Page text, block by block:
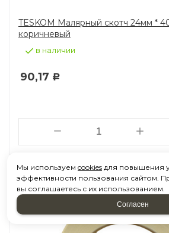
TESKOM Малярный скотч 24мм *
коричневый
в наличии
90,17 Р
Мы используем cookies для повышения
эффективности пользования сайтом.
вы соглашаетесь с их использованием.
Согласен